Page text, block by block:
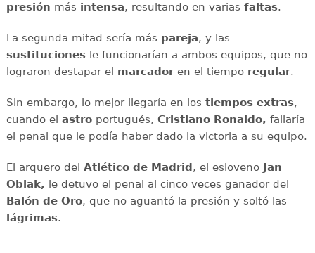
presión más intensa, resultando en varias faltas.
La segunda mitad sería más pareja, y las
sustitucionesle funcionarían a ambos equipos, que no
lograron destapar el marcadoren el tiempo regular.
Sin embargo, lo mejor llegaría en los tiempos extras,
cuando el astroportugués, Cristiano Ronaldo, fallaría
el penal que le podía haber dado la victoria a su equipo.
El arquero del Atlético de Madrid, el eslovenoJan
Oblak, le detuvo el penal al cinco veces ganador del
Balón de Oro, que no aguantó la presión y soltó las
lágrimas.